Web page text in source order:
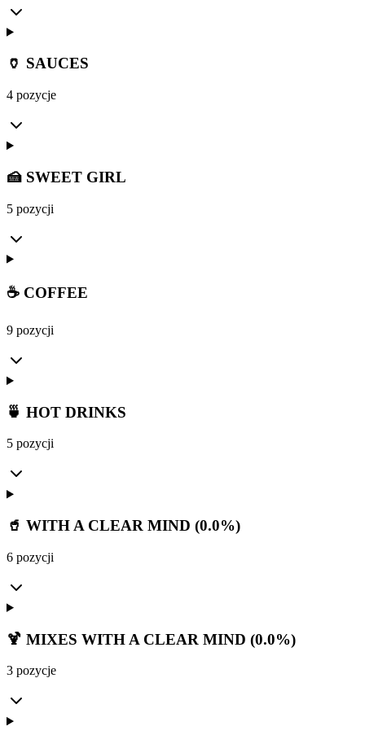
🏺 SAUCES
4 pozycje
🍰 SWEET GIRL
5 pozycji
☕ COFFEE
9 pozycji
🍵 HOT DRINKS
5 pozycji
🥤 WITH A CLEAR MIND (0.0%)
6 pozycji
🍹 MIXES WITH A CLEAR MIND (0.0%)
3 pozycje